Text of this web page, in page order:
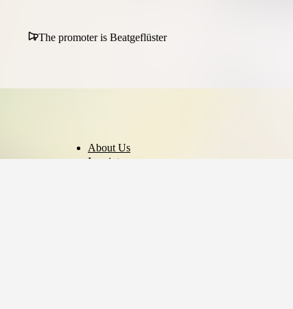
The promoter is Beatgeflüster
About Us
Imprint